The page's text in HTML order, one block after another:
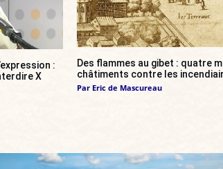
:
X
Des flammes au gibet : quatre
châtiments contre les
Par Eric de Mascureau